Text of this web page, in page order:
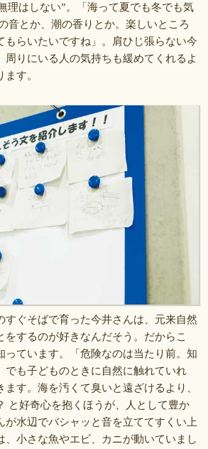
理はしない”。「海って夏でも冬でも気
音とか、潮の香りとか。楽しいところ
もらいたいですね」。肩ひじ張らない今
周りにいる人の気持ちも緩めてくれるよ
す。
ぐそばで育った今井さんは、元来自然
をするのが好きなんだそう。だからこ
っています。「危険なのは当たり前。知
でも子どものときに自然に触れていれ
ます。海を汚くて臭いと遠ざけるより、
と好奇心を抱くほうが、人として豊か
が水辺でバシャッと音を立ててすくい上
、小さな魚やエビ、カニが動いていまし